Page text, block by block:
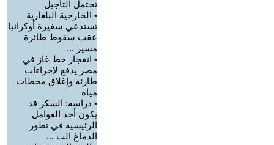
تحتمل التأجيل
- الخارجية البلغارية
تستدعي سفيرة أوكرانيا
عقب سقوط طائرة
مسير ...
- انفجار خط غاز في
مصر يدفع لإجراءات
طارئة وإغلاق محطات
مياه
- دراسة: السكر قد
يكون أحد العوامل
الرئيسية في تطور
الدماغ الب ...